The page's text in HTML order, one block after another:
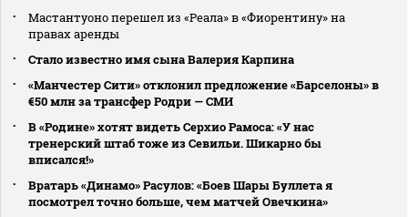
Мастантуоно перешел из «Реала» в «Фиорентину» на
правах аренды
Стало известно имя сына Валерия Карпина
«Манчестер Сити» отклонил предложение «Барселоны» в
€50 млн за трансфер Родри — СМИ
В «Родине» хотят видеть Серхио Рамоса: «У нас
тренерский штаб тоже из Севильи. Шикарно бы
вписался!»
Вратарь «Динамо» Расулов: «Боев Шары Буллета я
посмотрел точно больше, чем матчей Овечкина»